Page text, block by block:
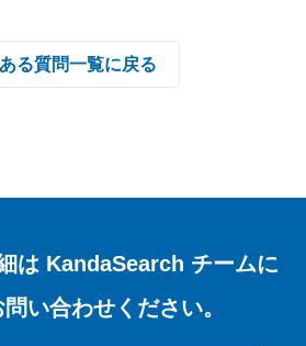
る質問一覧に戻る
は KandaSearch チームに
い合わせください。